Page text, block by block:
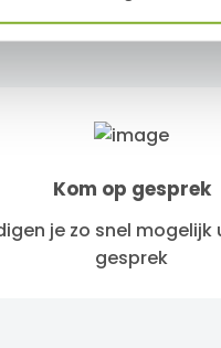
Kom op gesprek
je zo snel mogelijk
gesprek